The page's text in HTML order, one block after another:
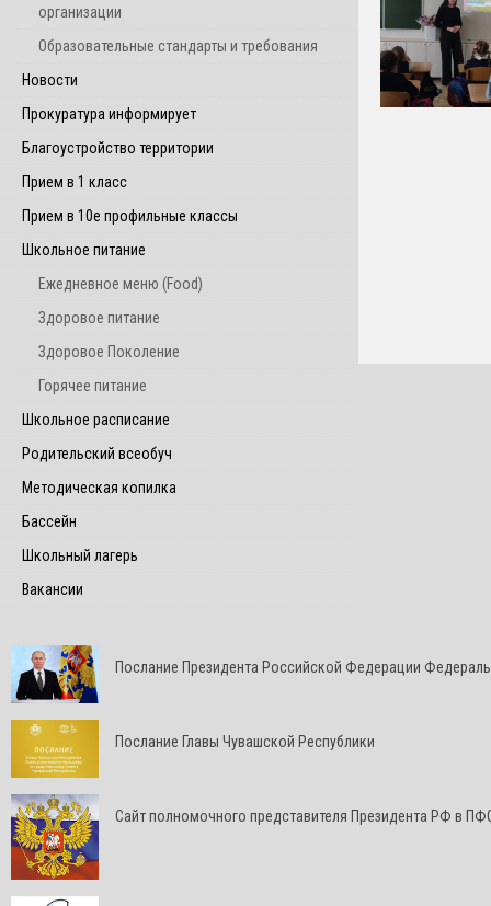
организации
Образовательные стандарты и требования
Новости
Прокуратура информирует
Благоустройство территории
Прием в 1 класс
Прием в 10е профильные классы
Школьное питание
Ежедневное меню (Food)
Здоровое питание
Здоровое Поколение
Горячее питание
Школьное расписание
Родительский всеобуч
Методическая копилка
Бассейн
Школьный лагерь
Вакансии
Послание Президента Российской Федерации
Послание Главы Чувашской Республики
Cайт полномочного представителя Президента РФ в